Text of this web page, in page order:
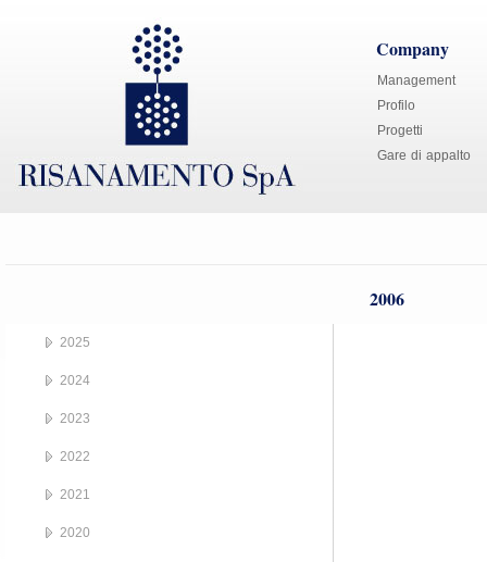
Company
Management
Profilo
Progetti
Gare di appalto
2006
2025
2024
2023
2022
2021
2020